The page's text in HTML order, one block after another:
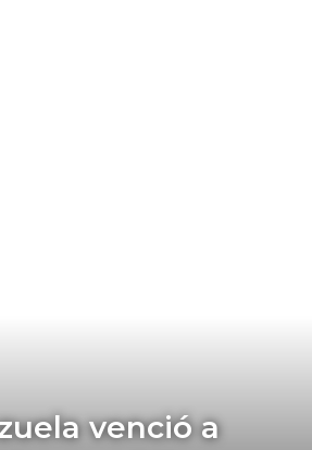
venció a